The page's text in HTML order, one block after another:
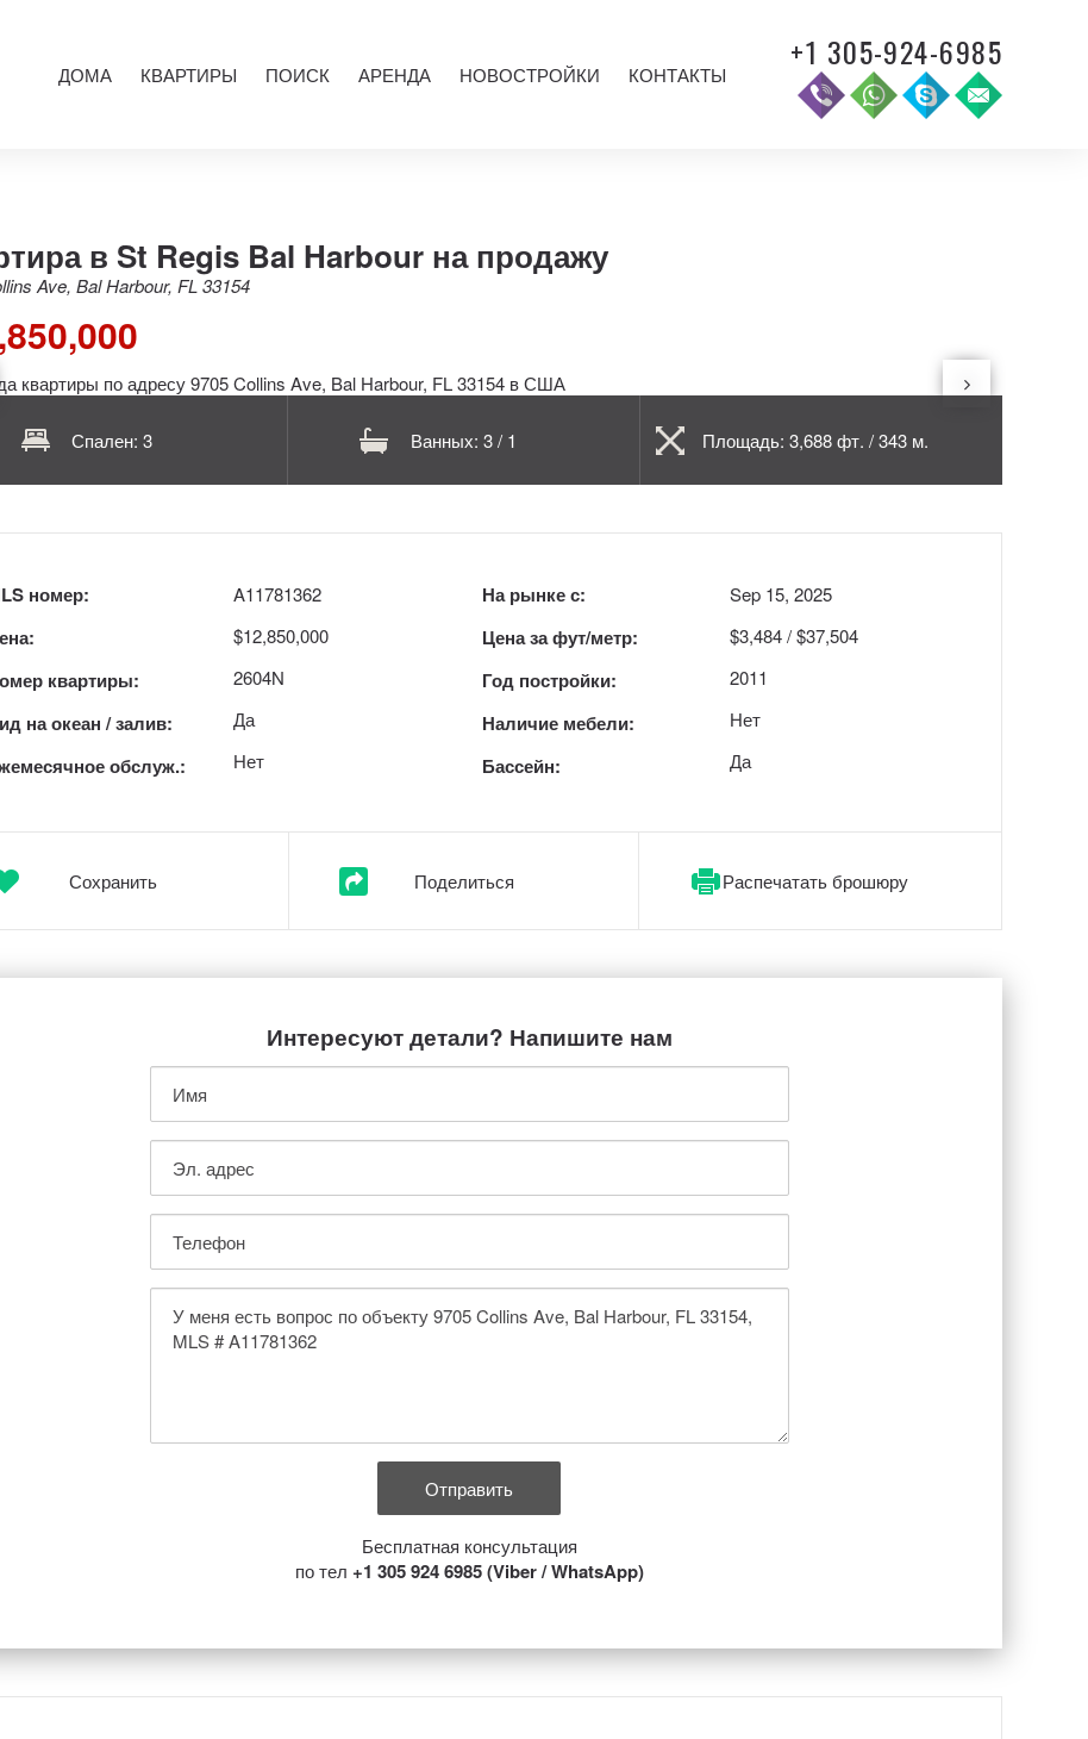
ДОМА КВАРТИРЫ ПОИСК АРЕНДА НОВОСТРОЙКИ КОНТАКТЫ
+1 305-924-6985
в St Regis Bal Harbour на продажу
Ave, Bal Harbour, FL 33154
Спален: 3 Ванных: 3 / 1 Площадь: 3,688 фт. / 343 м.
номер:
квартиры:
на океан / залив:
обслуж.:
A11781362
$12,850,000
2604N
Да
Нет
На рынке с:
Цена за фут/метр:
Год постройки:
Наличие мебели:
Бассейн:
Sep 15, 2025
$3,484 / $37,504
2011
Нет
Да
Сохранить Поделиться Распечатать брошюру
Интересуют детали? Напишите нам
Бесплатная консультация
по тел +1 305 924 6985 (Viber / WhatsApp)